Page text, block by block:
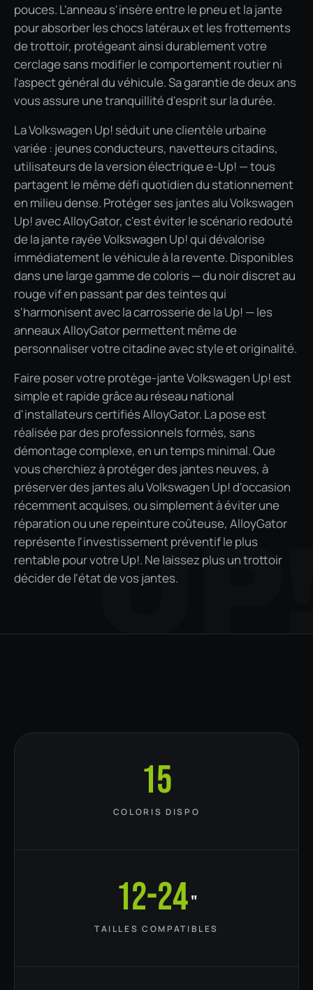
pouces. L'anneau s'insère entre le pneu et la jante
pour absorber les chocs latéraux et les frottements
de trottoir, protégeant ainsi durablement votre
cerclage sans modifier le comportement routier ni
l'aspect général du véhicule. Sa garantie de deux ans
vous assure une tranquillité d'esprit sur la durée.
La Volkswagen Up! séduit une clientèle urbaine
variée : jeunes conducteurs, navetteurs citadins,
utilisateurs de la version électrique e-Up! — tous
partagent le même défi quotidien du stationnement
en milieu dense. Protéger ses jantes alu Volkswagen
Up! avec AlloyGator, c'est éviter le scénario redouté
de la jante rayée Volkswagen Up! qui dévalorise
immédiatement le véhicule à la revente. Disponibles
dans une large gamme de coloris — du noir discret au
rouge vif en passant par des teintes qui
s'harmonisent avec la carrosserie de la Up! — les
anneaux AlloyGator permettent même de
personnaliser votre citadine avec style et originalité.
Faire poser votre protège-jante Volkswagen Up! est
simple et rapide grâce au réseau national
d'installateurs certifiés AlloyGator. La pose est
réalisée par des professionnels formés, sans
démontage complexe, en un temps minimal. Que
vous cherchiez à protéger des jantes neuves, à
préserver des jantes alu Volkswagen Up! d'occasion
récemment acquises, ou simplement à éviter une
réparation ou une repeinture coûteuse, AlloyGator
représente l'investissement préventif le plus
rentable pour votre Up!. Ne laissez plus un trottoir
décider de l'état de vos jantes.
15
COLORIS DISPO
12-24"
TAILLES COMPATIBLES